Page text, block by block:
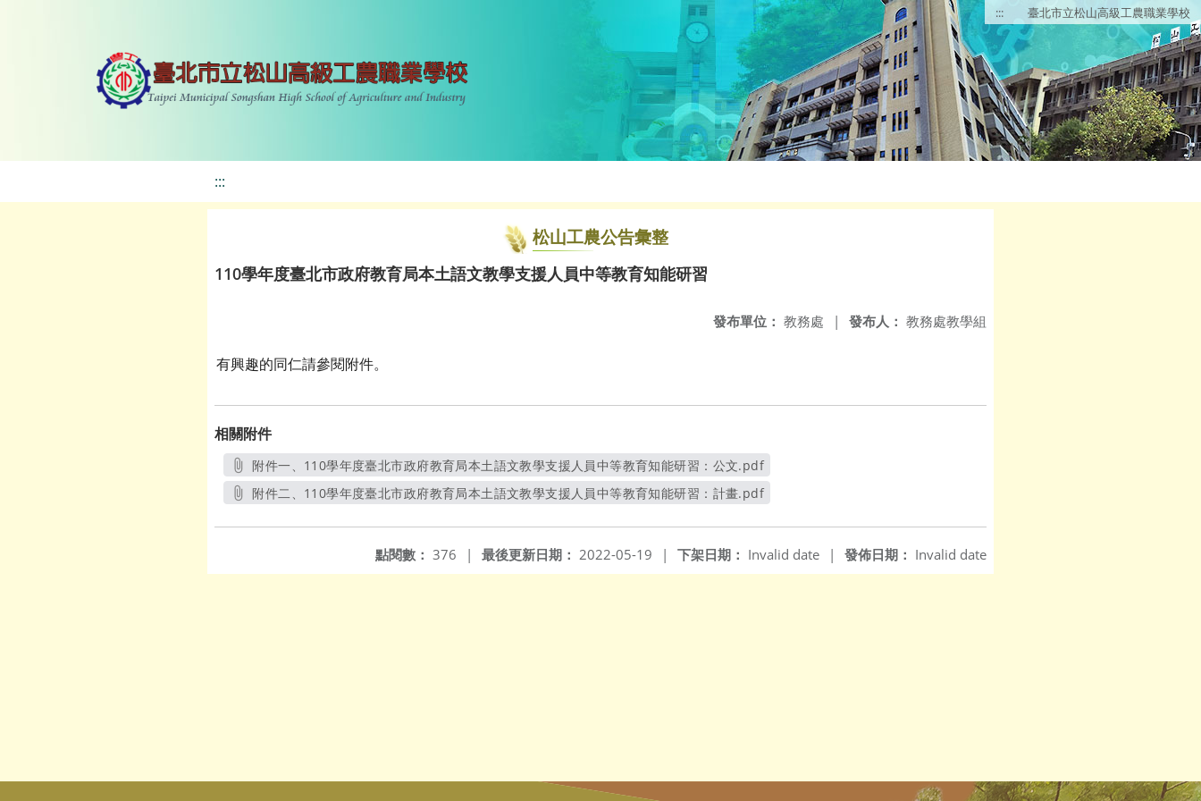
::: 臺北市立松山高級工農職業學校
:::
松山工農公告彙整
110學年度臺北市政府教育局本土語文教學支援人員中等教育知能研習
發布人： 教務處教學組
發布單位： 教務處 |
有興趣的同仁請參閱附件。
相關附件
附件一、110學年度臺北市政府教育局本土語文教學支援人員中等教育知能研習：公文.pdf
另開新視窗
附件二、110學年度臺北市政府教育局本土語文教學支援人員中等教育知能研習：計畫.pdf
發佈日期： Invalid date
下架日期： Invalid date |
最後更新日期： 2022-05-19 |
點閱數： 376 |